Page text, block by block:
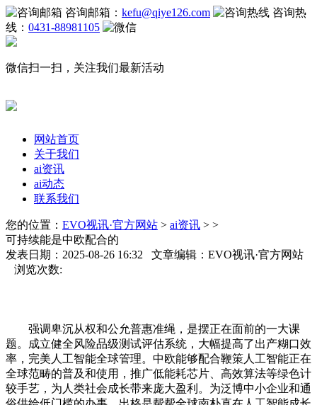
咨询邮箱： kefu@qiye126.com
咨询热
线： 0431-88981105
微信扫一扫，关注我们最新活动
网站首页
关于我们
ai资讯
ai动态
联系我们
您的位置： EVO视讯·官方网站 > ai资讯 > >
可持续能是中欧配合的
发表日期：2025-08-26 16:32 文章编辑：EVO视讯·官方网站
浏览次数:
强调卑沉从权和公允普惠准绳，是摆正在面前的一大课
题。成立健全风险品级测试评估系统，大幅提高了出产糊口效
率，完美人工智能全球管理。中欧能够配合鞭策人工智能正在
全球范畴的普及和使用，推广低能耗芯片、高效算法等绿色计
较手艺，为人类社会成长带来庞大盈利。为泛博中小企业和通